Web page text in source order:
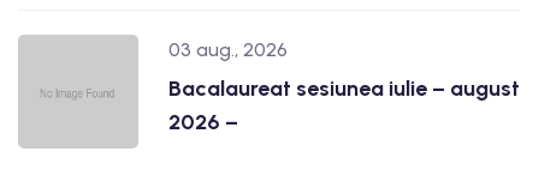
03 aug., 2026
Bacalaureat sesiunea iulie – august
2026 –